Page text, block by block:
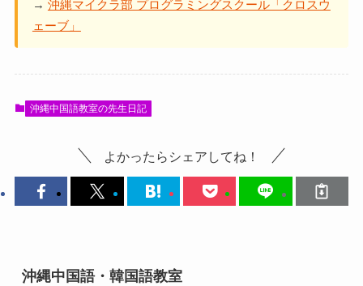
→ 沖縄マイクラ部 プログラミングスクール「クロスウ
ェーブ」
沖縄中国語教室の先生日記
よかったらシェアしてね！
沖縄中国語・韓国語教室